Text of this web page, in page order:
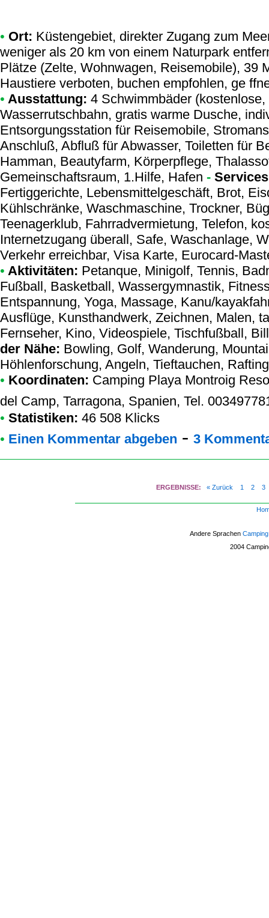
• Ort: Küstengebiet, direkter Zugang zum
weniger als 20 km von einem Naturpark
Plätze (Zelte, Wohnwagen, Reisemobile), 39
Haustiere verboten, buchen empfohlen, ge
• Ausstattung: 4 Schwimmbäder
Wasserrutschbahn, gratis warme Dusche,
Entsorgungsstation für Reisemobile,
Anschluß, Abfluß für Abwasser, Toiletten für
Hamman, Beautyfarm, Körperpflege,
Gemeinschaftsraum, 1.Hilfe, Hafen -
Fertiggerichte, Lebensmittelgeschäft, Brot,
Kühlschränke, Waschmaschine, Trockner,
Teenagerklub, Fahrradvermietung, Telefon,
Internetzugang überall, Safe, Waschanlage,
Verkehr erreichbar, Visa Karte, Eurocard-
• Aktivitäten: Petanque, Minigolf, Tennis,
Fußball, Basketball, Wassergymnastik,
Entspannung, Yoga, Massage, Kanu/
Ausflüge, Kunsthandwerk, Zeichnen, Malen,
Fernseher, Kino, Videospiele, Tischfußball,
der Nähe: Bowling, Golf, Wanderung,
Höhlenforschung, Angeln, Tieftauchen,
• Koordinaten: Camping Playa Montroig
del Camp, Tarragona, Spanien, Tel.
• Statistiken: 46 508 Klicks
• Einen Kommentar abgeben - 3
ERGEBNISSE: « Zurück 1 2 3
Andere Sprachen
2004